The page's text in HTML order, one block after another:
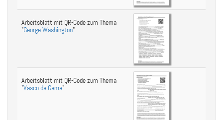
Arbeitsblatt mit QR-Code zum Thema
"George Washington"
Arbeitsblatt mit QR-Code zum Thema
"Vasco da Gama"